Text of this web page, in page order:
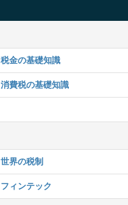
税金の基礎知識
消費税の基礎知識
世界の税制
フィンテック